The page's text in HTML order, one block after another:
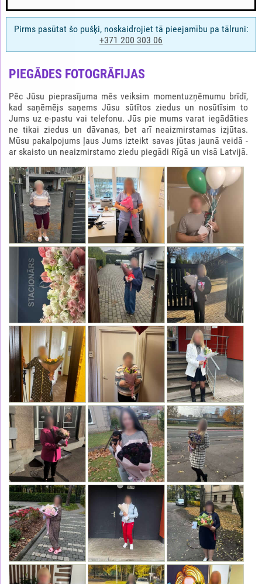
Pirms pasūtat šo pušķi, noskaidrojiet tā pieejamību pa tālruni:
+371 200 303 06
PIEGĀDES FOTOGRĀFIJAS
Pēc Jūsu pieprasījuma mēs veiksim momentuzņēmumu brīdī,
kad saņēmējs saņems Jūsu sūtītos ziedus un nosūtīsim to
Jums uz e-pastu vai telefonu. Jūs pie mums varat iegādāties
ne tikai ziedus un dāvanas, bet arī neaizmirstamas izjūtas.
Mūsu pakalpojums ļaus Jums izteikt savas jūtas jaunā veidā -
ar skaisto un neaizmirstamo ziedu piegādi Rīgā un visā Latvijā.